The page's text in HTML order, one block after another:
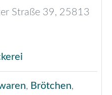
Straße 39, 25813
, Brötchen,